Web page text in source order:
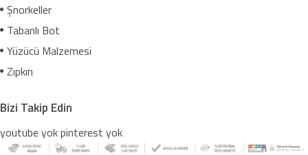
Şnorkeller
Tabanlı Bot
Yüzücü Malzemesi
Zıpkın
Bizi Takip Edin
youtube yokpinterest yok